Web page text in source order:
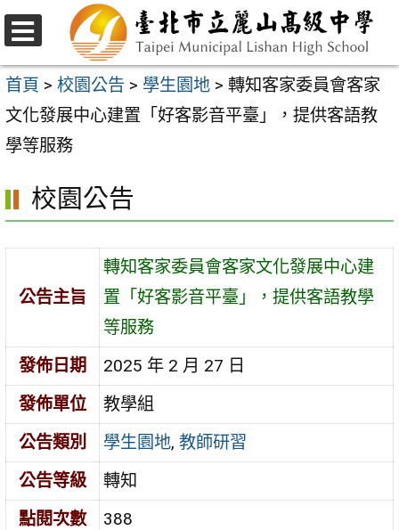
跳
至
主
要
內
區
選
單
首頁 > 校園公告 > 學生園地 > 轉知客家委員會客家
文化發展中心建置「好客影音平臺」，提供客語教
學等服務
校園公告
公告主旨
轉知客家委員會客家文化發展中心建
置「好客影音平臺」，提供客語教學
等服務
發佈日期
2025 年 2 月 27 日
發佈單位
教學組
公告類別
學生園地,教師研習
公告等級
轉知
點閱次數
388